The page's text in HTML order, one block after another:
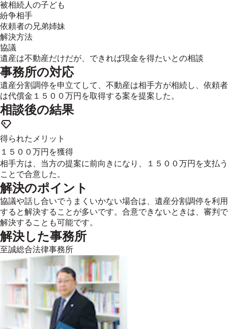
被相続人の子ども
紛争相手
依頼者の兄弟姉妹
解決方法
協議
遺産は不動産だけだが、できれば現金を得たいとの相談
事務所の対応
遺産分割調停を申立てして、不動産は相手方が相続し、依頼者
は代償金１５００万円を取得する案を提案した。
相談後の結果
得られたメリット
１５００万円を獲得
相手方は、当方の提案に前向きになり、１５００万円を支払う
ことで合意した。
解決のポイント
協議や話し合いでうまくいかない場合は、遺産分割調停を利用
すると解決することが多いです。合意できないときは、審判で
解決することも可能です。
解決した事務所
至誠総合法律事務所